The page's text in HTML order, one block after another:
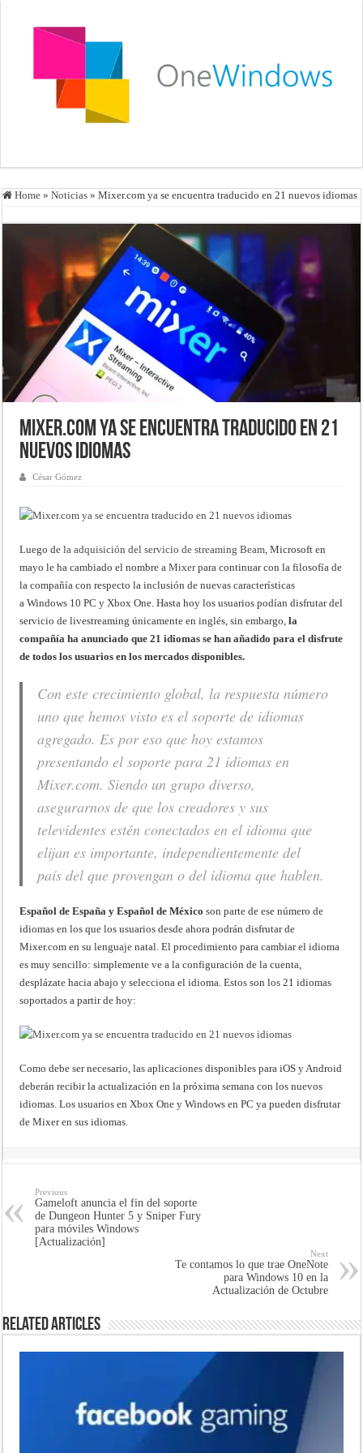
Home » Noticias » Mixer.com ya se encuentra traducido en 21 nuevos idiomas
Mixer.com ya se encuentra traducido en 21
nuevos idiomas
César Gómez
Luego dela adquisición del servicio de streaming Beam, Microsoft en
mayo le ha cambiado el nombre aMixerpara continuar con la filosofía de
la compañía con respecto la inclusión de nuevas características
a Windows 10 PC y Xbox One. Hasta hoy los usuarios podían disfrutar del
servicio de livestreaming únicamente en inglés, sin embargo,la
compañía ha anunciado que 21 idiomas se han añadido para el disfrute
de todos los usuarios en los mercados disponibles.
Con este crecimiento global, la respuesta número
uno que hemos visto es el soporte de idiomas
agregado. Es por eso que hoy estamos
presentando el soporte para 21 idiomas en
Mixer.com. Siendo un grupo diverso,
asegurarnos de que los creadores y sus
televidentes estén conectados en el idioma que
elijan es importante, independientemente del
país del que provengan o del idioma que hablen.
Español de España y Español de México son parte de ese número de
idiomas en los que los usuarios desde ahora podrán disfrutar de
Mixer.com en su lenguaje natal. El procedimiento para cambiar el idioma
es muy sencillo: simplemente ve a la configuración de la cuenta,
desplázate hacia abajo y selecciona el idioma. Estos son los 21 idiomas
soportados a partir de hoy:
Como debe ser necesario, las aplicaciones disponibles para iOS y Android
deberán recibir la actualización en la próxima semana con los nuevos
idiomas. Los usuarios en Xbox One y Windows en PC ya pueden disfrutar
de Mixer en sus idiomas.
Previous
Gameloft anuncia el fin del soporte
de Dungeon Hunter 5 y Sniper Fury
para móviles Windows
[Actualización]
Next
Te contamos lo que trae OneNote
para Windows 10 en la
Actualización de Octubre
Related Articles